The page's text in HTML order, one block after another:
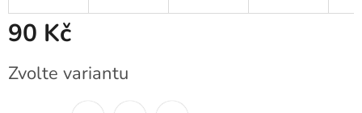
90 Kč
cena:
Zvolte variantu